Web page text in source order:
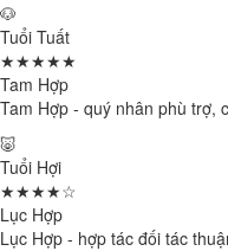
🐶
Tuổi Tuất
★★★★★
Tam Hợp
Tam Hợp - quý nhân phù trợ,
🐷
Tuổi Hợi
★★★★☆
Lục Hợp
Lục Hợp - hợp tác đối tác